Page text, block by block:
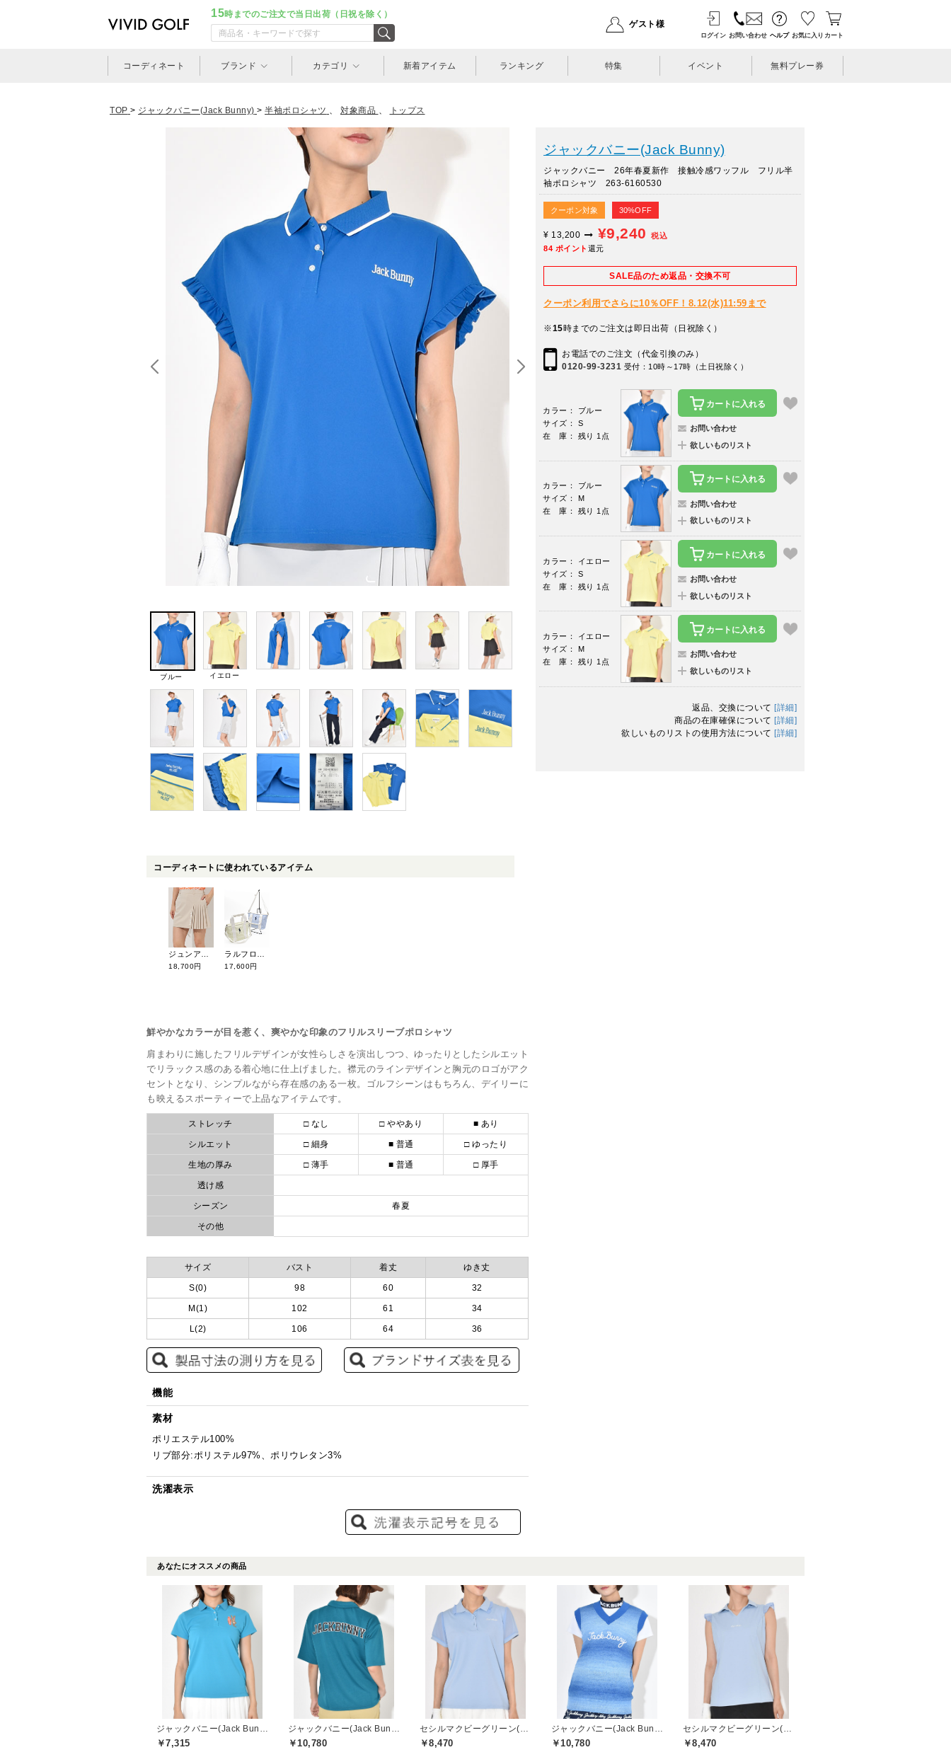
15時までのご注文で当日出荷（日祝を除く）
ゲスト様
ログイン お問い合わせ ヘルプ お気に入り カート
コーディネート ブランド カテゴリ 新着アイテム ランキング 特集 イベント 無料プレー券
TOP > ジャックバニー(Jack Bunny) > 半袖ポロシャツ 、 対象商品 、 トップス
ブルー イエロー
コーディネートに使われているアイテム
18,700円 17,600円
鮮やかなカラーが目を惹く、爽やかな印象のフリルスリーブポロシャツ
肩まわりに施したフリルデザインが女性らしさを演出しつつ、ゆったりとしたシルエット
でリラックス感のある着心地に仕上げました。襟元のラインデザインと胸元のロゴがアク
セントとなり、シンプルながら存在感のある一枚。ゴルフシーンはもちろん、デイリーに
も映えるスポーティーで上品なアイテムです。
ストレッチ □ なし □ ややあり ■ あり
シルエット □ 細身 ■ 普通 □ ゆったり
生地の厚み □ 薄手 ■ 普通 □ 厚手
透け感
シーズン 春夏
その他
サイズ バスト 着丈 ゆき丈
S(0) 98 60 32
M(1) 102 61 34
L(2) 106 64 36
機能
素材
ポリエステル100%
リブ部分:ポリステル97%、ポリウレタン3%
洗濯表示
ジャックバニー(Jack Bunny)
ジャックバニー 26年春夏新作 接触冷感ワッフル フリル半
袖ポロシャツ 263-6160530
クーポン対象 30%OFF
¥ 13,200 ¥9,240
税込
84 ポイント 還元
SALE品のため返品・交換不可
クーポン利用でさらに10％OFF！8.12(水)11:59まで
※15時までのご注文は即日出荷（日祝除く）
お電話でのご注文（代金引換のみ）
0120-99-3231 受付：10時～17時（土日祝除く）
カラー： ブルー
サイズ： S
在 庫： 残り 1点
カートに入れる
お問い合わせ
欲しいものリスト
カラー： ブルー
サイズ： M
在 庫： 残り 1点
カートに入れる
お問い合わせ
欲しいものリスト
カラー： イエロー
サイズ： S
在 庫： 残り 1点
カートに入れる
お問い合わせ
欲しいものリスト
カラー： イエロー
サイズ： M
在 庫： 残り 1点
カートに入れる
お問い合わせ
欲しいものリスト
返品、交換について [詳細]
商品の在庫確保について [詳細]
欲しいものリストの使用方法について [詳細]
あなたにオススメの商品
ジャックバニー(Jack Bunny)
￥7,315
ジャックバニー(Jack Bunny)
￥10,780
セシルマクビーグリーン(CECIL McBEE green)
￥8,470
ジャックバニー(Jack Bunny)
￥10,780
セシルマクビーグリーン(CECIL McBEE green)
￥8,470